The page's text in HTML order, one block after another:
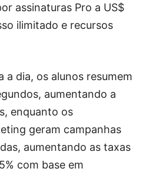
assinaturas Pro a US$
ilimitado e recursos
a dia, os alunos resumem
aumentando a
enquanto os
geram campanhas
aumentando as taxas
com base em